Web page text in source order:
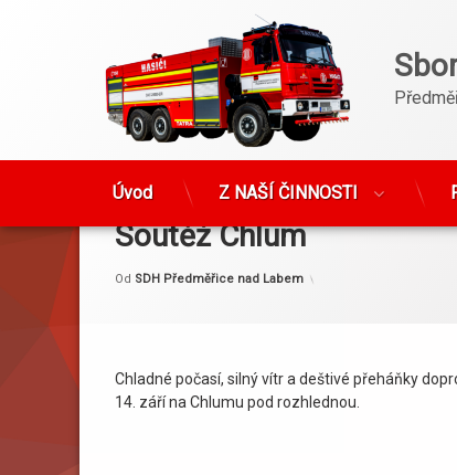
Přejít
webu
Úvod Z NAŠÍ ČINNOSTI
Soutěž Chlum
Publikováno14. 9. 2013
Aktualizováno 14. 9. 2013
Od SDH Předměřice nad Labem
Chladné počasí, silný vítr a deštivé přeháňky
14. září na Chlumu pod rozhlednou.